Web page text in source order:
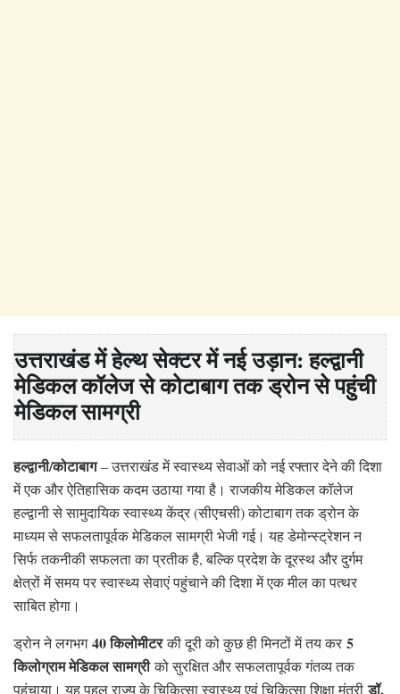
उत्तराखंड में हेल्थ सेक्टर में नई उड़ान: हल्द्वानी
मेडिकल कॉलेज से कोटाबाग तक ड्रोन से पहुंची
मेडिकल सामग्री
हल्द्वानी/कोटाबाग– उत्तराखंड में स्वास्थ्य सेवाओं को नई रफ्तार देने की दिशा
में एक और ऐतिहासिक कदम उठाया गया है। राजकीय मेडिकल कॉलेज
हल्द्वानी से सामुदायिक स्वास्थ्य केंद्र (सीएचसी) कोटाबाग तक ड्रोन के
माध्यम से सफलतापूर्वक मेडिकल सामग्री भेजी गई। यह डेमोन्स्ट्रेशन न
सिर्फ तकनीकी सफलता का प्रतीक है, बल्कि प्रदेश के दूरस्थ और दुर्गम
क्षेत्रों में समय पर स्वास्थ्य सेवाएं पहुंचाने की दिशा में एक मील का पत्थर
साबित होगा।
ड्रोन ने लगभग40 किलोमीटरकी दूरी को कुछ ही मिनटों में तय कर 5
किलोग्राम मेडिकल सामग्रीको सुरक्षित और सफलतापूर्वक गंतव्य तक
पहुंचाया। यह पहल राज्य के चिकित्सा स्वास्थ्य एवं चिकित्सा शिक्षा मंत्रीडॉ.